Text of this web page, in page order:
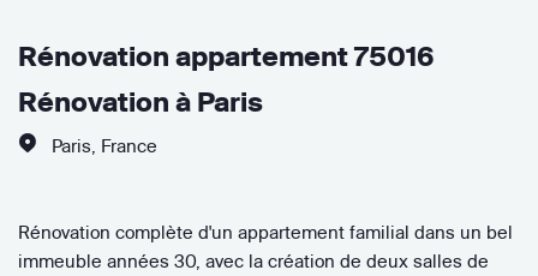
Rénovation appartement 75016
Rénovation à Paris
Paris France
Rénovation complète d'un appartement familial dans un bel
immeuble années 30, avec la création de deux salles de